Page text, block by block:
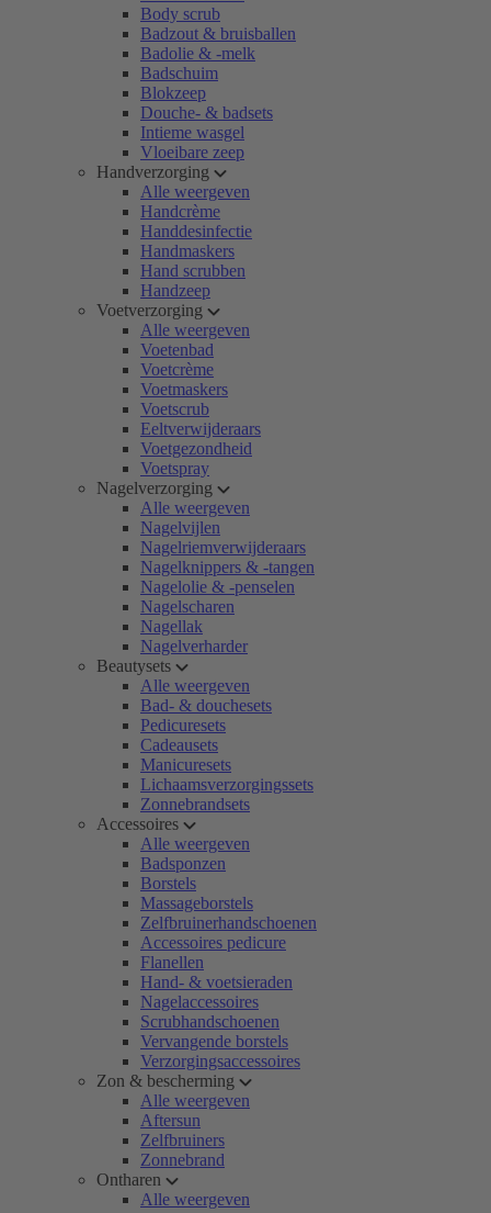
Body scrub
Badzout & bruisballen
Badolie & -melk
Badschuim
Blokzeep
Douche- & badsets
Intieme wasgel
Vloeibare zeep
Handverzorging
Alle weergeven
Handcrème
Handdesinfectie
Handmaskers
Hand scrubben
Handzeep
Voetverzorging
Alle weergeven
Voetenbad
Voetcrème
Voetmaskers
Voetscrub
Eeltverwijderaars
Voetgezondheid
Voetspray
Nagelverzorging
Alle weergeven
Nagelvijlen
Nagelriemverwijderaars
Nagelknippers & -tangen
Nagelolie & -penselen
Nagelscharen
Nagellak
Nagelverharder
Beautysets
Alle weergeven
Bad- & douchesets
Pedicuresets
Cadeausets
Manicuresets
Lichaamsverzorgingssets
Zonnebrandsets
Accessoires
Alle weergeven
Badsponzen
Borstels
Massageborstels
Zelfbruinerhandschoenen
Accessoires pedicure
Flanellen
Hand- & voetsieraden
Nagelaccessoires
Scrubhandschoenen
Vervangende borstels
Verzorgingsaccessoires
Zon & bescherming
Alle weergeven
Aftersun
Zelfbruiners
Zonnebrand
Ontharen
Alle weergeven